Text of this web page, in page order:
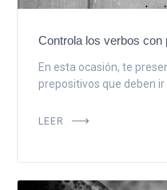
Controla los verbos con
En esta ocasión, te
prepositivos que deben ir
LEER